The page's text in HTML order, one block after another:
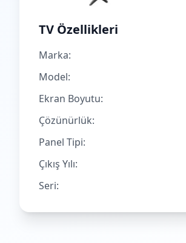
TV Özellikleri
Marka:
Model:
Ekran Boyutu:
Çözünürlük:
Panel Tipi:
Çıkış Yılı:
Seri: